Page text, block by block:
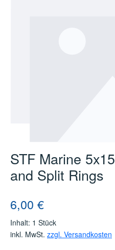
STF Marine
and Split Rings
Regulärer Preis:
6,00 €
Inhalt: 1 Stück
inkl. MwSt. zzgl. Versandkosten